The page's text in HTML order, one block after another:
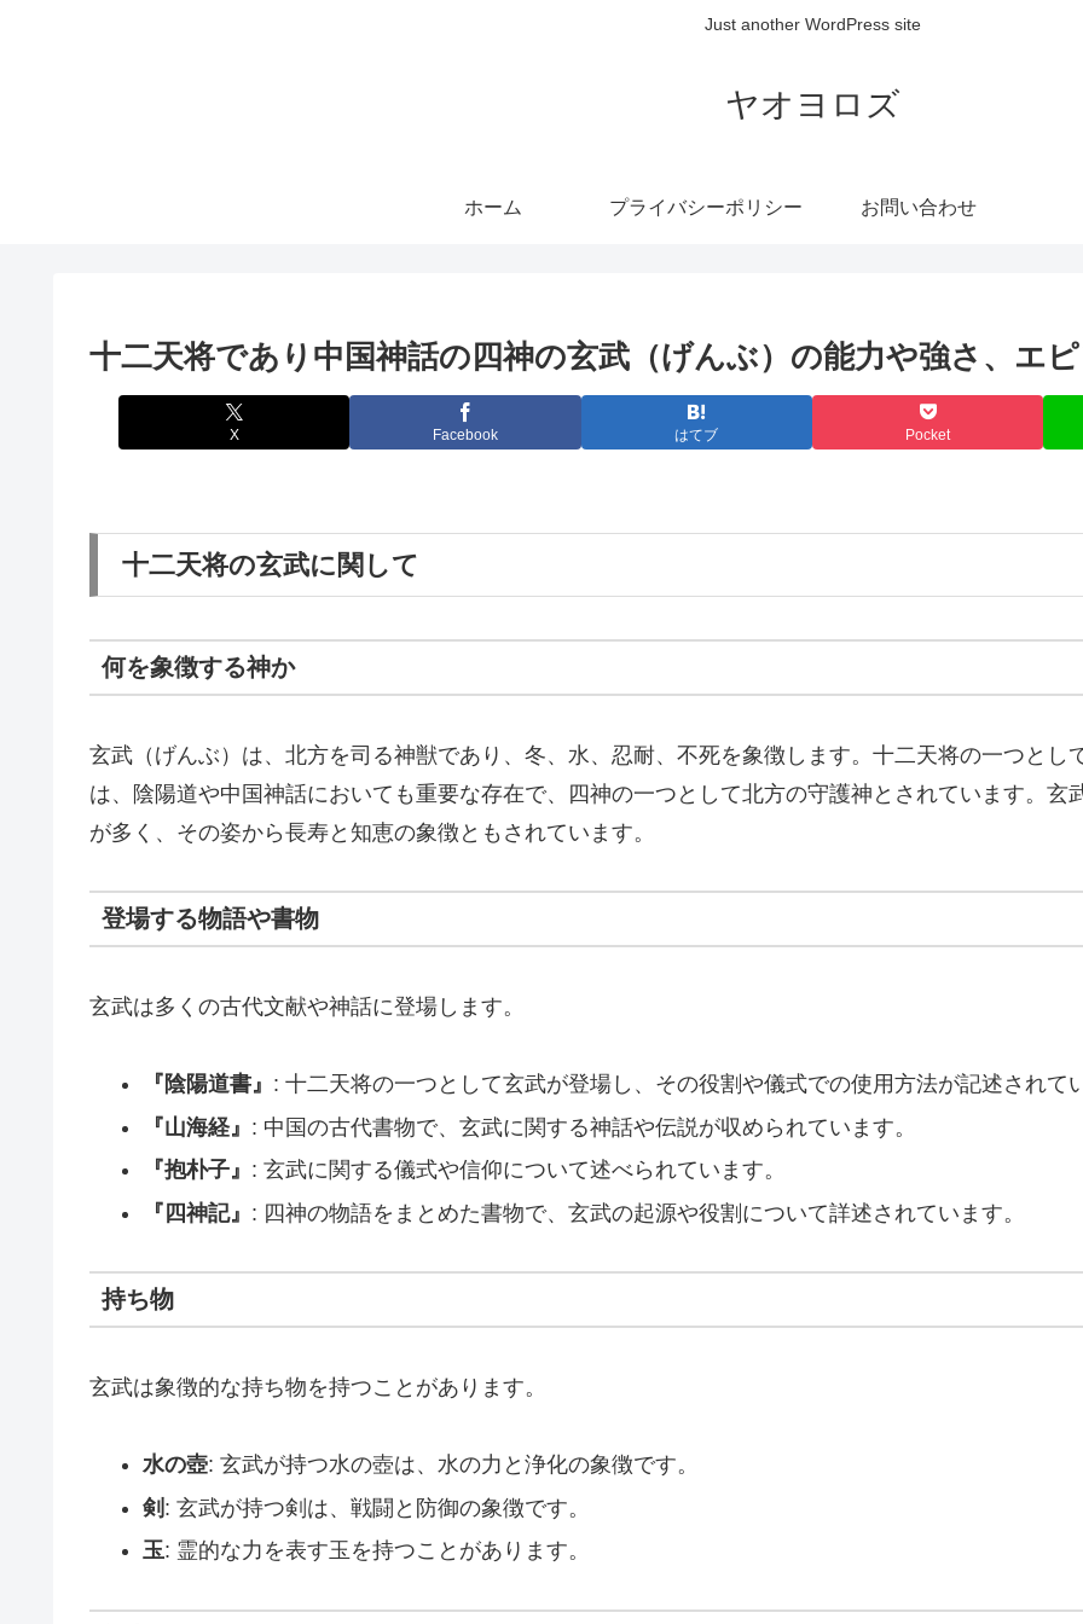
Just another WordPress site
ヤオヨロズ
ホーム プライバシーポリシー お問い合わせ
十二天将であり中国神話の四神の玄武（げんぶ）の能力や強さ、エ
X Facebook はてブ Pocket
十二天将の玄武に関して
何を象徴する神か
玄武（げんぶ）は、北方を司る神獣であり、冬、水、忍耐、不死を象徴します。十二天将の一つとし
は、陰陽道や中国神話においても重要な存在で、四神の一つとして北方の守護神とされています。
が多く、その姿から長寿と知恵の象徴ともされています。
登場する物語や書物
玄武は多くの古代文献や神話に登場します。
『陰陽道書』 : 十二天将の一つとして玄武が登場し、その役割や儀式での使用方法が記述されて
『山海経』 : 中国の古代書物で、玄武に関する神話や伝説が収められています。
『抱朴子』 : 玄武に関する儀式や信仰について述べられています。
『四神記』 : 四神の物語をまとめた書物で、玄武の起源や役割について詳述されています。
持ち物
玄武は象徴的な持ち物を持つことがあります。
水の壺: 玄武が持つ水の壺は、水の力と浄化の象徴です。
剣 : 玄武が持つ剣は、戦闘と防御の象徴です。
玉: 霊的な力を表す玉を持つことがあります。